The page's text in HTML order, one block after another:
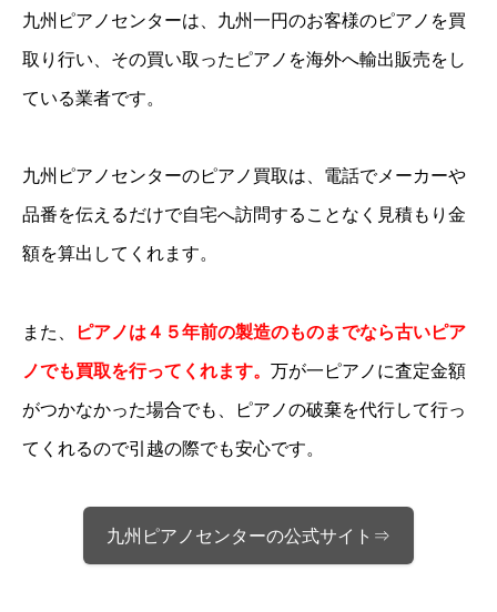
九州ピアノセンターは、九州一円のお客様のピアノを買
取り行い、その買い取ったピアノを海外へ輸出販売をし
ている業者です。
九州ピアノセンターのピアノ買取は、電話でメーカーや
品番を伝えるだけで自宅へ訪問することなく見積もり金
額を算出してくれます。
また、 ピアノは４５年前の製造のものまでなら古いピア
ノでも買取を行ってくれます。 万が一ピアノに査定金額
がつかなかった場合でも、ピアノの破棄を代行して行っ
てくれるので引越の際でも安心です。
九州ピアノセンターの公式サイト⇒